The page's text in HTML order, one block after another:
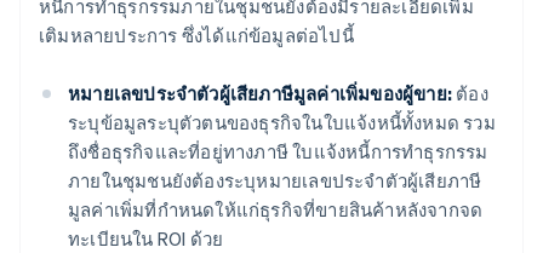
หนี้การทำธุรกรรมภายในชุมชนยังต้องมีรายละเอียดเพิ่ม
เติมหลายประการ ซึ่งได้แก่ข้อมูลต่อไปนี้
หมายเลขประจำตัวผู้เสียภาษีมูลค่าเพิ่มของผู้ขาย: ต้อง
ระบุข้อมูลระบุตัวตนของธุรกิจในใบแจ้งหนี้ทั้งหมด รวม
ถึงชื่อธุรกิจและที่อยู่ทางภาษี ใบแจ้งหนี้การทำธุรกรรม
ภายในชุมชนยังต้องระบุหมายเลขประจำตัวผู้เสียภาษี
มูลค่าเพิ่มที่กำหนดให้แก่ธุรกิจที่ขายสินค้าหลังจากจด
ทะเบียนใน ROI ด้วย